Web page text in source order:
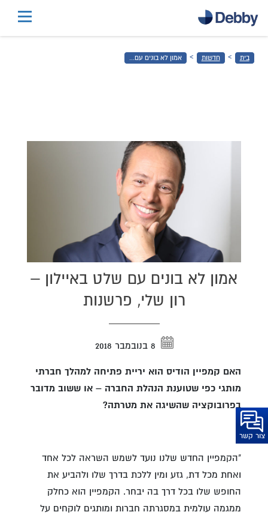
דלג
לתוכן
צור קשר
בית › חדשות › אמון לא בונים עם...
אמון לא בונים עם שלט באיילון –
רון שלי, פרשנות
8 בנובמבר 2018
האם קמפיין הודיס הוא יריית פתיחה למהלך חברתי
מותגי כפי שטוענת הנהלת החברה – או ששוב מדובר
בפרובוקציה שהשיגה את מטרתה?
"הקמפיין החדש שלנו נועד לשמש השראה לכל אחד
ואחת מכל דת, גזע ומין ללכת בדרך שלו ולהביע את
החופש שלו בכל דרך בה יבחר. הקמפיין הוא כחלק
ממגמה עולמית במסגרתה חברות ומותגים לוקחים על